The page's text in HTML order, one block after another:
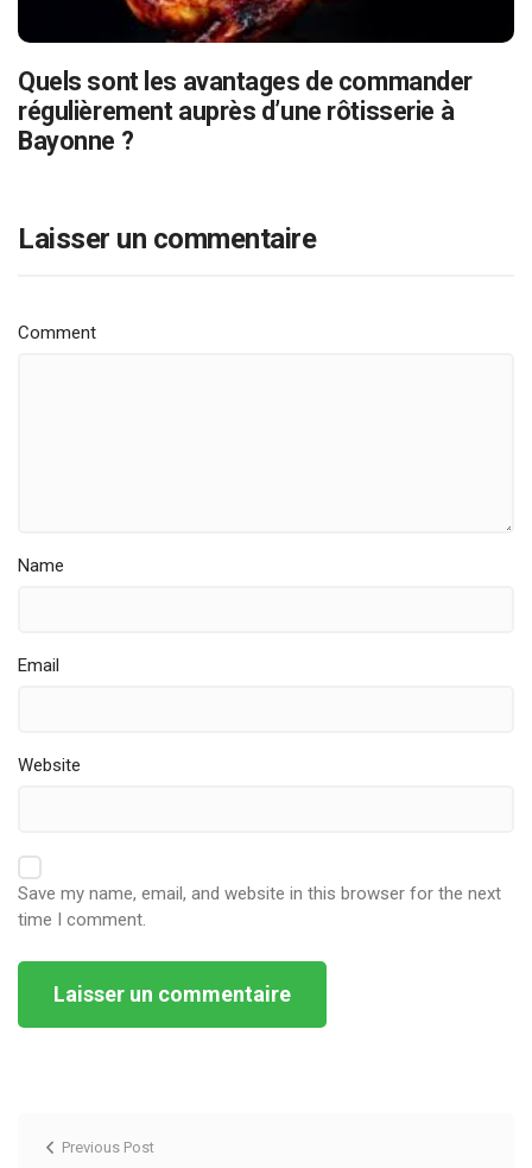
Quels sont les avantages de commander
régulièrement auprès d’une rôtisserie à
Bayonne ?
Laisser un commentaire
Comment
Name
Email
Website
Save my name, email, and website in this browser for the next
time I comment.
Previous Post